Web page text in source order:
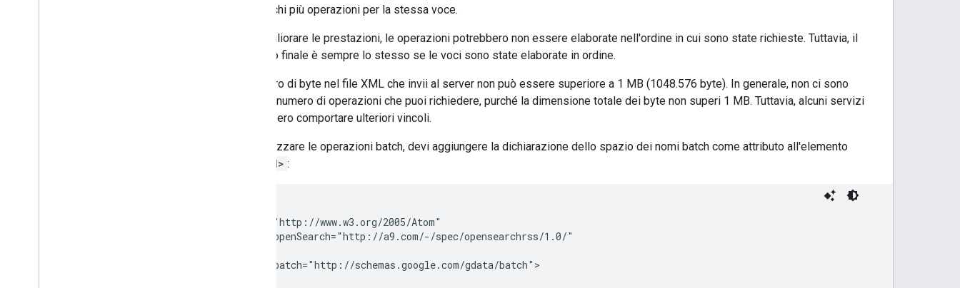
specifichi più operazioni per la stessa voce.
Per migliorare le prestazioni, le operazioni potrebbero non essere elaborate nell'ordine in cui sono state richieste. Tuttavia, il
risultato finale è sempre lo stesso se le voci sono state elaborate in ordine.
Il numero di byte nel file XML che invii al server non può essere superiore a 1 MB (1048.576 byte). In generale, non ci sono
limiti al numero di operazioni che puoi richiedere, purché la dimensione totale dei byte non superi 1 MB. Tuttavia, alcuni servizi
potrebbero comportare ulteriori vincoli.
Per utilizzare le operazioni batch, devi aggiungere la dichiarazione dello spazio dei nomi batch come attributo all'elemento
eed> :
  xmlns="http://www.w3.org/2005/Atom"
  xmlns:openSearch="http://a9.com/-/spec/opensearchrss/1.0/"
  xmlns:batch="http://schemas.google.com/gdata/batch">